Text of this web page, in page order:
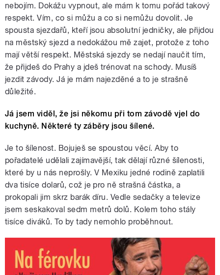
nebojím. Dokážu vypnout, ale mám k tomu pořád takový
respekt. Vím, co si můžu a co si nemůžu dovolit. Je
spousta sjezdařů, kteří jsou absolutní jedničky, ale přijdou
na městský sjezd a nedokážou mě zajet, protože z toho
mají větší respekt. Městská sjezdy se nedají naučit tím,
že přijdeš do Prahy a jdeš trénovat na schody. Musíš
jezdit závody. Já je mám najezděné a to je strašně
důležité.
Já jsem viděl, že jsi někomu při tom závodě vjel do
kuchyně. Některé ty záběry jsou šílené.
Je to šílenost. Bojuješ se spoustou věcí. Aby to
pořadatelé udělali zajímavější, tak dělají různé šílenosti,
které by u nás neprošly. V Mexiku jedné rodině zaplatili
dva tisíce dolarů, což je pro ně strašná částka, a
prokopali jim skrz barák díru. Vedle sedačky a televize
jsem seskakoval sedm metrů dolů. Kolem toho stály
tisíce diváků. To by tady nemohlo proběhnout.